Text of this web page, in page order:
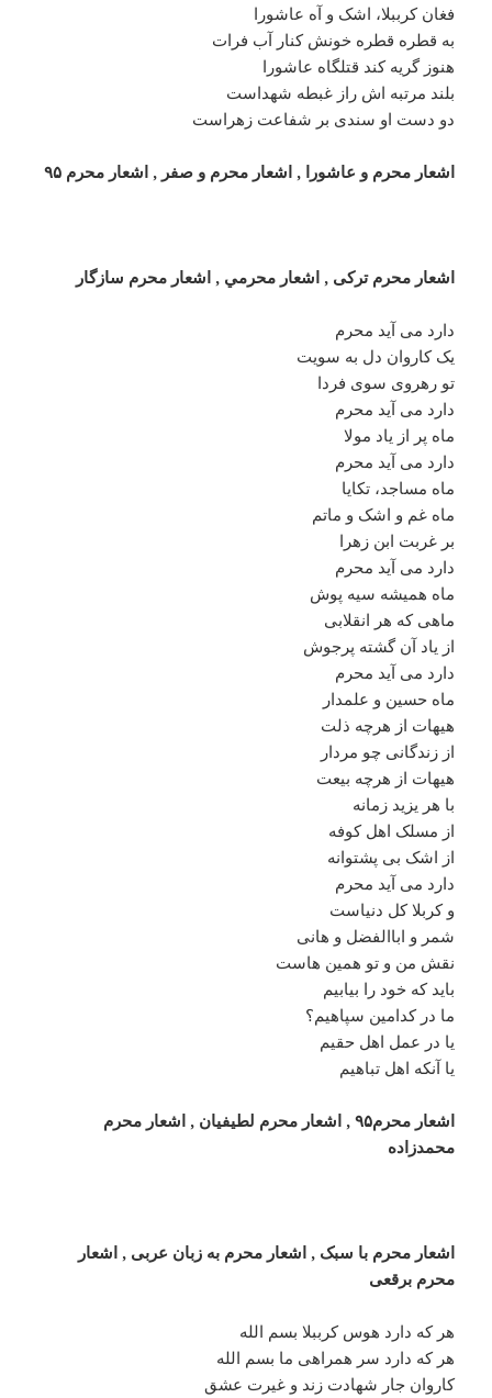
فغان کرببلا، اشک و آه عاشورا
به قطره قطره خونش کنار آب فرات
هنوز گریه کند قتلگاه عاشورا
بلند مرتبه اش راز غبطه شهداست
دو دست او سندی بر شفاعت زهراست
اشعار محرم و عاشورا , اشعار محرم و صفر , اشعار محرم ۹۵
اشعار محرم ترکی , اشعار محرمي , اشعار محرم سازگار
دارد می آید محرم
یک کاروان دل به سویت
تو رهروی سوی فردا
دارد می آید محرم
ماه پر از یاد مولا
دارد می آید محرم
ماه مساجد، تکایا
ماه غم و اشک و ماتم
بر غربت ابن زهرا
دارد می آید محرم
ماه همیشه سیه پوش
ماهی که هر انقلابی
از یاد آن گشته پرجوش
دارد می آید محرم
ماه حسین و علمدار
هیهات از هرچه ذلت
از زندگانی چو مردار
هیهات از هرچه بیعت
با هر یزید زمانه
از مسلک اهل کوفه
از اشک بی پشتوانه
دارد می آید محرم
و کربلا کل دنیاست
شمر و اباالفضل و هانی
نقش من و تو همین هاست
باید که خود را بیابیم
ما در کدامین سپاهیم؟
یا در عمل اهل حقیم
یا آنکه اهل تباهیم
اشعار محرم۹۵ , اشعار محرم لطیفیان , اشعار محرم
محمدزاده
اشعار محرم با سبک , اشعار محرم به زبان عربی , اشعار
محرم برقعی
هر که دارد هوس کرببلا بسم الله
هر که دارد سر همراهی ما بسم الله
کاروان جار شهادت زند و غیرت عشق